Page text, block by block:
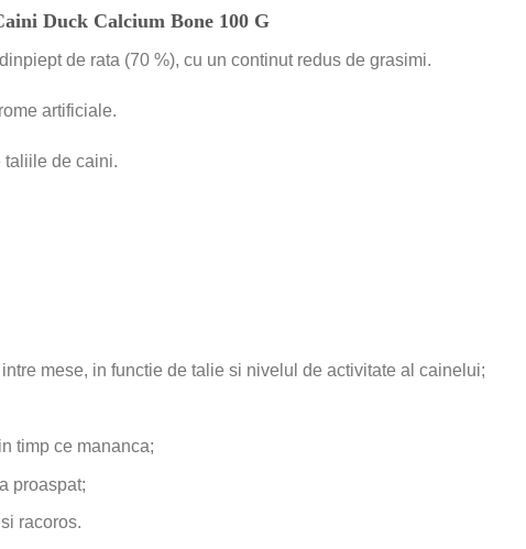
Duck Calcium Bone 100 G
de rata (70 %), cu un continut redus de grasimi.
artificiale.
taliile de caini.
mese, in functie de talie si nivelul de activitate al cainelui;
timp ce mananca;
proaspat;
racoros.